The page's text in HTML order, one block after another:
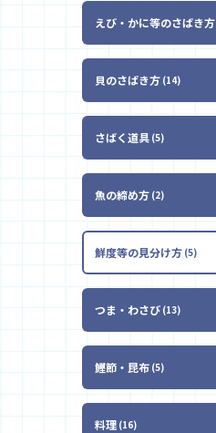
えび・かに等のさばき方
貝のさばき方 14
さばく道具 5
魚の締め方 2
鮮度等の見分け方 5
つま・わさび 13
鰹節・昆布 5
料理 16